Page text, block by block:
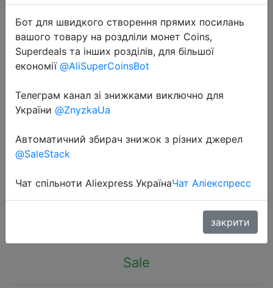
2023-03-24
Sectyme Intellige Wireless Doorbell
Outdoor Waterproof Smart Home
Door Bell EU Plug 48 Chords LED
Sale
Бот для швидкого створення прямих посилань
вашого товару на роздліли монет Coins,
Superdeals та інших розділів, для більшої
економії @AliSuperCoinsBot
Телеграм канал зі знижками виключно для
України @ZnyzkaUa
Автоматичний збирач знижок з різних джерел
@SaleStack
Чат спільноти Aliexpress УкраїнаЧат Аліекспресс
закрити